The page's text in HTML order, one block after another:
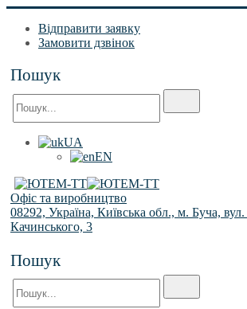
Відправити заявку
Замовити дзвінок
Пошук
UA
EN
Офіс та виробництво
08292, Україна, Київська обл., м. Буча,
Качинського, 3
Пошук